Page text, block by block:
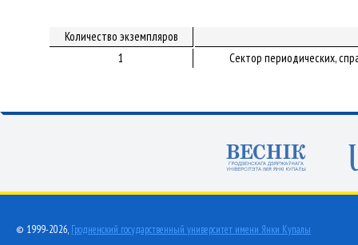
Количество экземпляров
1
Сектор периодических,
© 1999-2026, Гродненский государственный университет имени Янки Купалы